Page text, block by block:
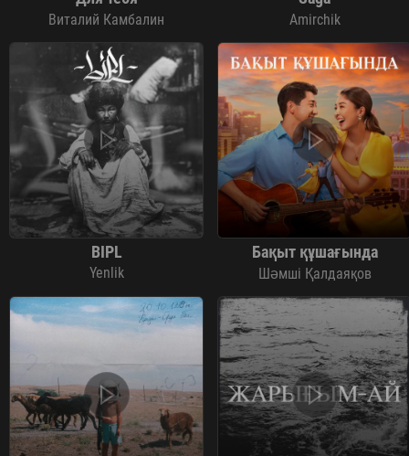
Виталий Камбалин Amirchik
BIPL
Yenlik
Бақыт құшағында
Шәмші Қалдаяқов